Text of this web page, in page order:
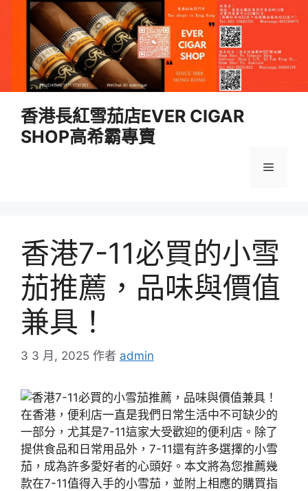
香港長紅雪茄店EVER CIGAR
SHOP高希霸專賣
選
香港7-11必買的小雪
茄推薦，品味與價值
兼具！
3 3 月, 2025 作者 admin
在香港，便利店一直是我們日常生活中不可缺少的
一部分，尤其是7-11這家大受歡迎的便利店。除了
提供食品和日常用品外，7-11還有許多選擇的小雪
茄，成為許多愛好者的心頭好。本文將為您推薦幾
款在7-11值得入手的小雪茄，並附上相應的購買指